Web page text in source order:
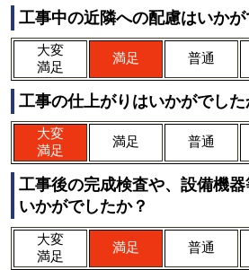
工事中の近隣への配慮はいかが
大変
満足
満足 普通
工事の仕上がりはいかがでした
大変
満足
満足 普通
工事後の完成検査や、設備機
いかがでしたか？
大変
満足
満足 普通